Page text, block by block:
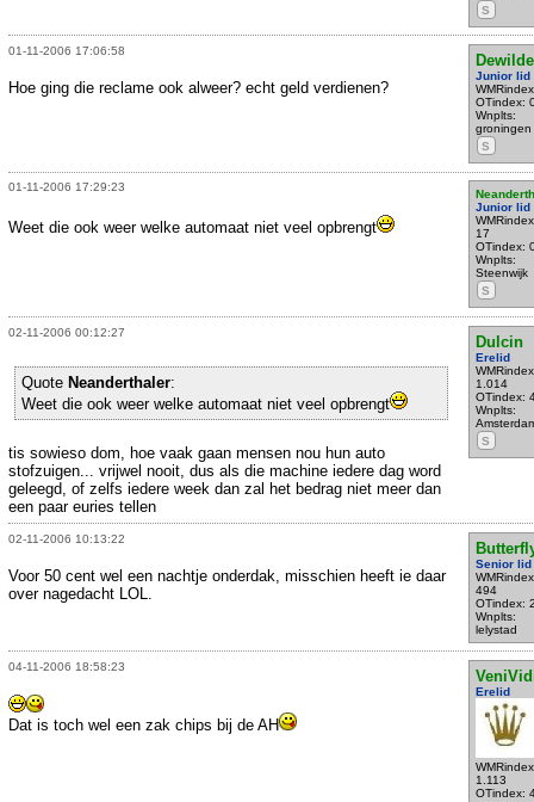
S
01-11-2006 17:06:58
Dewilde
Junior lid
OTindex:
Wnplts:
groningen
S
Hoe ging die reclame ook alweer? echt geld verdienen?
01-11-2006 17:29:23
Junior lid
17
OTindex:
Wnplts:
Steenwijk
S
Weet die ook weer welke automaat niet veel opbrengt
02-11-2006 00:12:27
Dulcin
Erelid
1.014
OTindex:
Wnplts:
S
Quote Neanderthaler:
Weet die ook weer welke automaat niet veel opbrengt
tis sowieso dom, hoe vaak gaan mensen nou hun auto
stofzuigen... vrijwel nooit, dus als die machine iedere dag word
geleegd, of zelfs iedere week dan zal het bedrag niet meer dan
een paar euries tellen
02-11-2006 10:13:22
Senior lid
494
OTindex:
Wnplts:
lelystad
Voor 50 cent wel een nachtje onderdak, misschien heeft ie daar
over nagedacht LOL.
04-11-2006 18:58:23
Erelid
1.113
OTindex:
Dat is toch wel een zak chips bij de AH